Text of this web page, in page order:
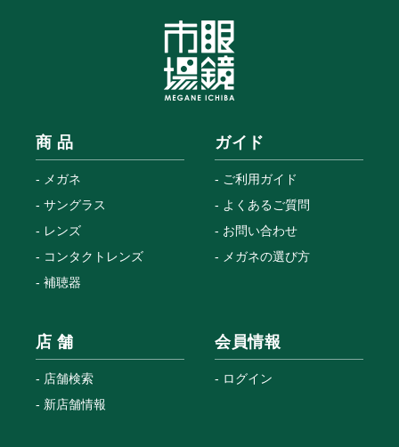
商 品
メガネ
サングラス
レンズ
コンタクトレンズ
補聴器
ガイド
ご利用ガイド
よくあるご質問
お問い合わせ
メガネの選び方
店 舗
店舗検索
新店舗情報
会員情報
ログイン